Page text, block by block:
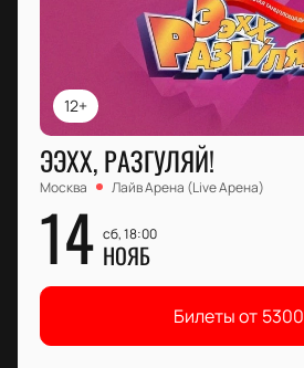
12+
ЭЭХХ, РАЗГУЛЯЙ!
Москва Лайв Арена (Live Арена)
14 сб, 18:00
НОЯБ
Билеты от 5300